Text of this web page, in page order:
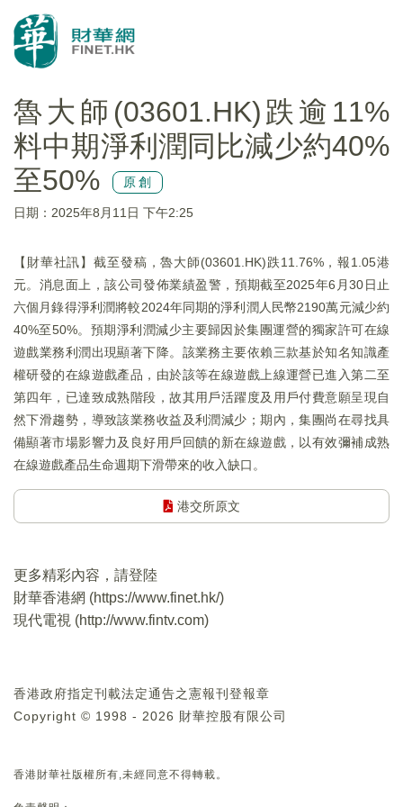
魯大師(03601.HK)跌逾11%
料中期淨利潤同比減少約40%
至50%
原創
日期：2025年8月11日 下午2:25
【財華社訊】截至發稿，魯大師(03601.HK)跌11.76%，報1.05港
元。消息面上，該公司發佈業績盈警，預期截至2025年6月30日止
六個月錄得淨利潤將較2024年同期的淨利潤人民幣2190萬元減少約
40%至50%。預期淨利潤減少主要歸因於集團運營的獨家許可在線
遊戲業務利潤出現顯著下降。該業務主要依賴三款基於知名知識產
權研發的在線遊戲產品，由於該等在線遊戲上線運營已進入第二至
第四年，已達致成熟階段，故其用戶活躍度及用戶付費意願呈現自
然下滑趨勢，導致該業務收益及利潤減少；期內，集團尚在尋找具
備顯著市場影響力及良好用戶回饋的新在線遊戲，以有效彌補成熟
在線遊戲產品生命週期下滑帶來的收入缺口。
港交所原文
更多精彩內容，請登陸
財華香港網 (https://www.finet.hk/)
現代電視 (http://www.fintv.com)
香港政府指定刊載法定通告之憲報刊登報章
Copyright © 1998 - 2026 財華控股有限公司
香港財華社版權所有,未經同意不得轉載。